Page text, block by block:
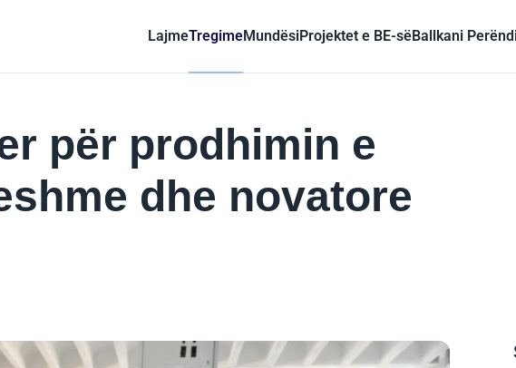
LajmeTregimeMundësiProjektet e BE-sëBallkani
për prodhimin e
dhe novatore